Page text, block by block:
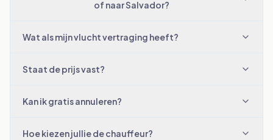
of naar Salvador?
Wat als mijn vlucht vertraging heeft?
Staat de prijs vast?
Kan ik gratis annuleren?
Hoe kiezen jullie de chauffeur?